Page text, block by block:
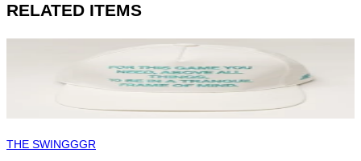
RELATED ITEMS
THE SWINGGGR